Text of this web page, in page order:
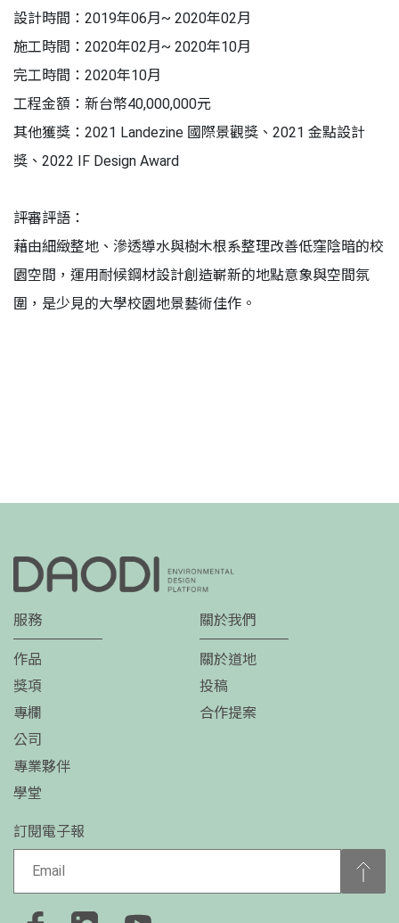
設計時間：2019年06月~ 2020年02月
施工時間：2020年02月~ 2020年10月
完工時間：2020年10月
工程金額：新台幣40,000,000元
其他獲獎：2021 Landezine 國際景觀獎、2021 金點設計
獎、2022 IF Design Award
評審評語：
藉由細緻整地、滲透導水與樹木根系整理改善低窪陰暗的校
園空間，運用耐候鋼材設計創造嶄新的地點意象與空間氛
圍，是少見的大學校園地景藝術佳作。
服務
作品
獎項
專欄
公司
專業夥伴
學堂
關於我們
關於道地
投稿
合作提案
訂閱電子報